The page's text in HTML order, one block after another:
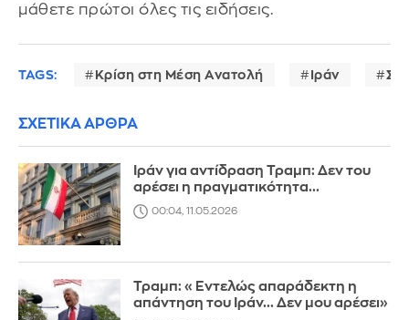
μάθετε πρώτοι όλες τις ειδήσεις.
TAGS: Κρίση στη Μέση Ανατολή Ιράν
ΣΧΕΤΙΚΑ ΑΡΘΡΑ
Ιράν για αντίδραση Τραμπ: Δεν του
αρέσει η πραγματικότητα...
00:04, 11.05.2026
Τραμπ: «Εντελώς απαράδεκτη η
απάντηση του Ιράν... Δεν μου αρέσει»